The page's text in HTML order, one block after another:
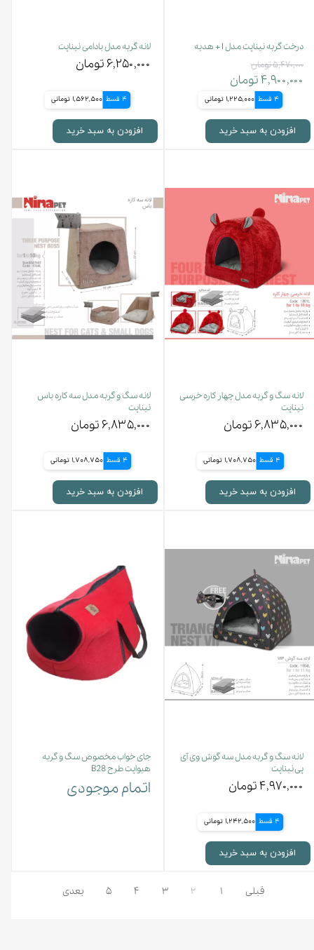
درخت گربه نیناپت مدل I + هدیه
۵,۴۷۰,۰۰۰ تومان
۴,۹۰۰,۰۰۰ تومان
4 قسط 1,225,000 تومانی
افزودن به سبد خرید
لانه گربه مدل بادامی نیناپت
۶,۲۵۰,۰۰۰ تومان
4 قسط 1,562,500 تومانی
افزودن به سبد خرید
لانه سگ و گربه مدل چهار کاره خرسی
نیناپت
۶,۸۳۵,۰۰۰ تومان
4 قسط 1,708,750 تومانی
افزودن به سبد خرید
لانه سگ و گربه مدل سه کاره باس
نیناپت
۶,۸۳۵,۰۰۰ تومان
4 قسط 1,708,750 تومانی
افزودن به سبد خرید
لانه سگ و گربه مدل سه گوش وی آی
پی نیناپت
۴,۹۷۰,۰۰۰ تومان
4 قسط 1,242,500 تومانی
افزودن به سبد خرید
جای خواب مخصوص سگ و گربه
هیواپت طرح B28
اتمام موجودی
قبلی ۱ ۲ ۳ ۴ ۵ بعدی